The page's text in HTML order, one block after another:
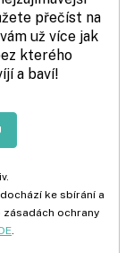
přečíst na
už více jak
kterého
a baví!
ke sbírání a
ochrany
.